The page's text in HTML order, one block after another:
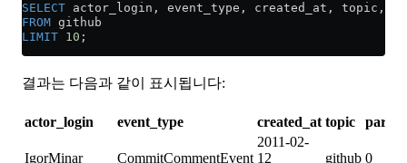
SELECT actor_login, event_type, created_at, topic,
FROM github
LIMIT 10 ;
결과는 다음과 같이 표시됩니다:
actor_login event_type created_at topic
IgorMinar CommitCommentEvent
2011-02-
12
github 0